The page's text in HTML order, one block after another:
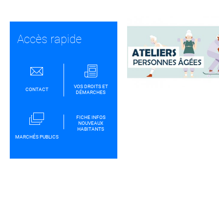
Accès rapide
CONTACT
VOS DROITS ET
DÉMARCHES
MARCHÉS PUBLICS
FICHE INFOS
NOUVEAUX
HABITANTS